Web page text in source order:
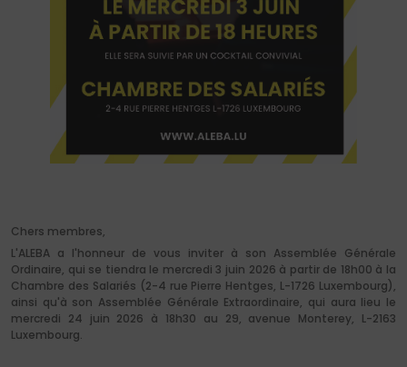
Chers membres,
L'ALEBA a l'honneur de vous inviter à son Assemblée Générale
Ordinaire, qui se tiendra le mercredi 3 juin 2026 à partir de 18h00 à la
Chambre des Salariés (2-4 rue Pierre Hentges, L-1726 Luxembourg),
ainsi qu'à son Assemblée Générale Extraordinaire, qui aura lieu le
mercredi 24 juin 2026 à 18h30 au 29, avenue Monterey, L-2163
Luxembourg.